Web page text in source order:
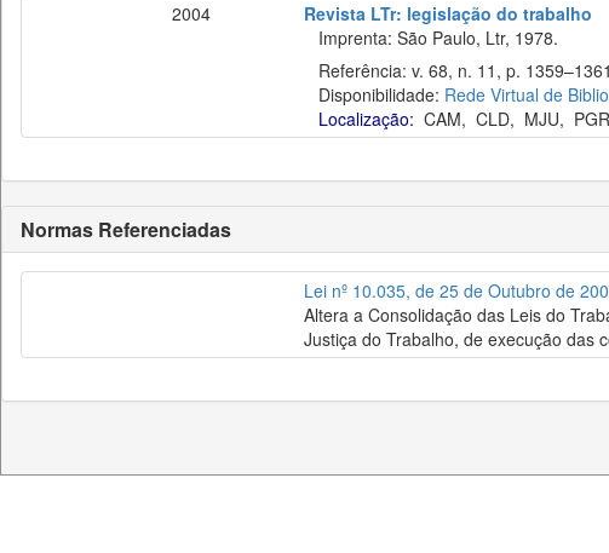
2004
Revista LTr: legislação do trabalho
Imprenta: São Paulo, Ltr, 1978.
Referência: v. 68, n. 11, p.
Disponibilidade: Rede Virtual de
Localização: CAM, CLD, MJU, PGR
Normas Referenciadas
Lei nº 10.035, de 25 de Outubro de
Altera a Consolidação das Leis do
Justiça do Trabalho, de execução das